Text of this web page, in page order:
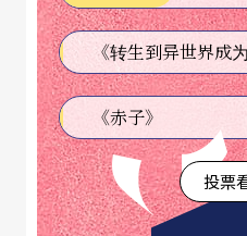
《赤子》
投票